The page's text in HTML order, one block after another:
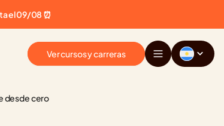
el 09/08 ⏰
Ver cursos y carreras
desde cero